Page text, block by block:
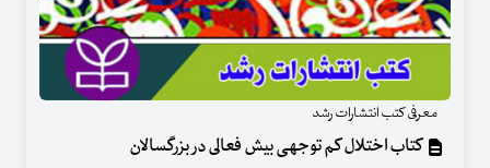
معرفی کتب انتشارات رشد
کتاب اختلال کم توجهی بیش فعالی در بزرگسالان